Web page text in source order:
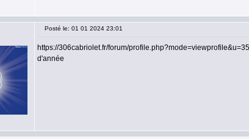
Posté le: 01 01 2024 23:01
https://306cabriolet.fr/forum/
d'année